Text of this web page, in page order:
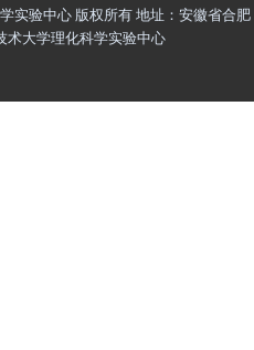
实验中心 版权所有 地址：安徽省合肥
术大学理化科学实验中心